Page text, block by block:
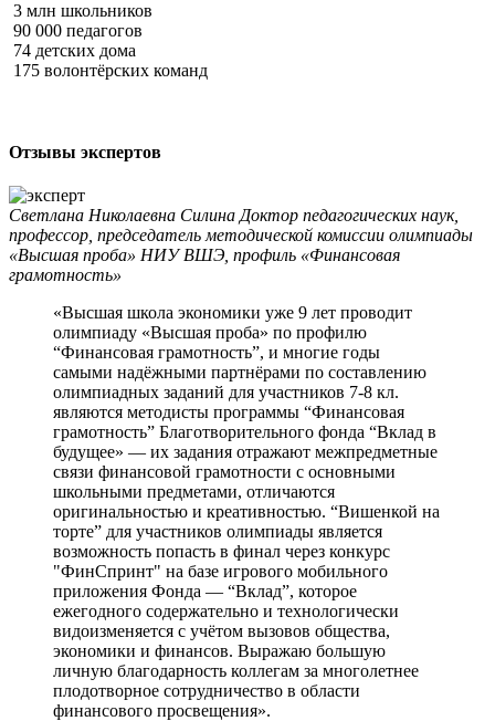
3 млн школьников
90 000 педагогов
74 детских дома
175 волонтёрских команд
Отзывы экспертов
Светлана Николаевна Силина Доктор педагогических наук,
профессор, председатель методической комиссии олимпиады
«Высшая проба» НИУ ВШЭ, профиль «Финансовая
грамотность»
«Высшая школа экономики уже 9 лет проводит
олимпиаду «Высшая проба» по профилю
“Финансовая грамотность”, и многие годы
самыми надёжными партнёрами по составлению
олимпиадных заданий для участников 7-8 кл.
являются методисты программы “Финансовая
грамотность” Благотворительного фонда “Вклад в
будущее» — их задания отражают межпредметные
связи финансовой грамотности с основными
школьными предметами, отличаются
оригинальностью и креативностью. “Вишенкой на
торте” для участников олимпиады является
возможность попасть в финал через конкурс
"ФинCпринт" на базе игрового мобильного
приложения Фонда — “Вклад”, которое
ежегодного содержательно и технологически
видоизменяется с учётом вызовов общества,
экономики и финансов. Выражаю большую
личную благодарность коллегам за многолетнее
плодотворное сотрудничество в области
финансового просвещения».